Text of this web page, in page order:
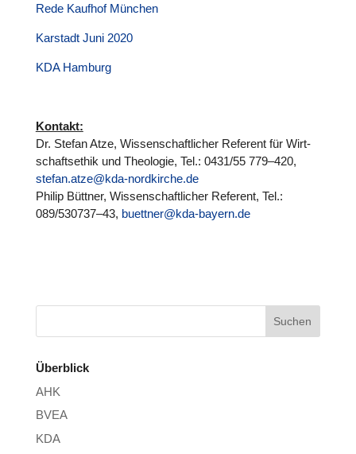
Rede Kaufhof München
Karstadt Juni 2020
KDA Hamburg
Kontakt:
Dr. Stefan Atze, Wis­sen­schaft­li­cher Referent für Wirt­
schafts­ethik und Theo­lo­gie, Tel.: 0431/55 779–420,
stefan.atze@kda-nordkirche.de
Philip Büttner, Wis­sen­schaft­li­cher Referent, Tel.:
089/530737–43, buettner@kda-bayern.de
Überblick
AHK
BVEA
KDA